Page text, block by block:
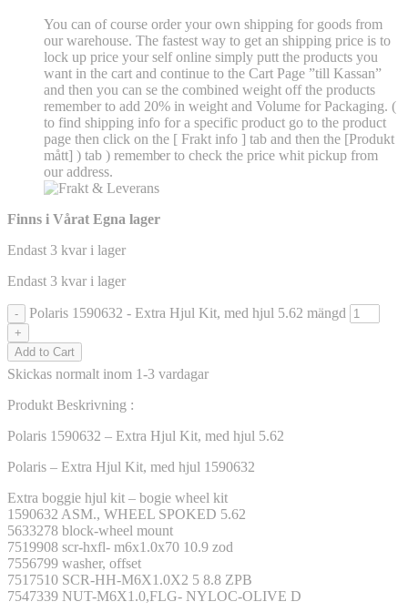
You can of course order your own shipping for goods from
our warehouse. The fastest way to get an shipping price is to
lock up price your self online simply putt the products you
want in the cart and continue to the Cart Page ”till Kassan”
and then you can se the combined weight off the products
remember to add 20% in weight and Volume for Packaging. (
to find shipping info for a specific product go to the product
page then click on the [ Frakt info ] tab and then the [Produkt
mått] ) tab ) remember to check the price whit pickup from
our address.
Finns i Vårat Egna lager
Endast 3 kvar i lager
Endast 3 kvar i lager
- Polaris 1590632 - Extra Hjul Kit, med hjul 5.62 mängd
+
Add to Cart
Skickas normalt inom 1-3 vardagar
Produkt Beskrivning :
Polaris 1590632 – Extra Hjul Kit, med hjul 5.62
Polaris – Extra Hjul Kit, med hjul 1590632
Extra boggie hjul kit – bogie wheel kit
1590632 ASM., WHEEL SPOKED 5.62
5633278 block-wheel mount
7519908 scr-hxfl- m6x1.0x70 10.9 zod
7556799 washer, offset
7517510 SCR-HH-M6X1.0X2 5 8.8 ZPB
7547339 NUT-M6X1.0,FLG- NYLOC-OLIVE D